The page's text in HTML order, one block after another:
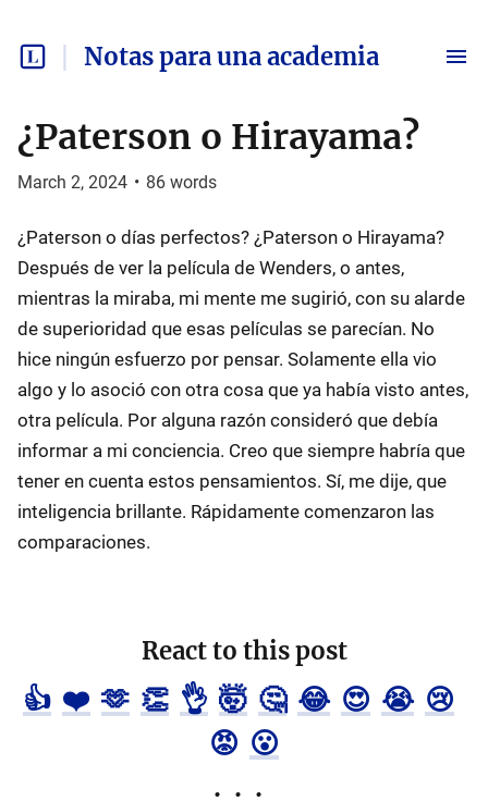
Notas para una academia
¿Paterson o Hirayama?
March 2, 2024 • 86 words
¿Paterson o días perfectos? ¿Paterson o Hirayama?
Después de ver la película de Wenders, o antes,
mientras la miraba, mi mente me sugirió, con su alarde
de superioridad que esas películas se parecían. No
hice ningún esfuerzo por pensar. Solamente ella vio
algo y lo asoció con otra cosa que ya había visto antes,
otra película. Por alguna razón consideró que debía
informar a mi conciencia. Creo que siempre habría que
tener en cuenta estos pensamientos. Sí, me dije, que
inteligencia brillante. Rápidamente comenzaron las
comparaciones.
React to this post
👍 ❤️ 🫶 👏 👌 🤯 🤔 😂 😍 😭 😢
😡 😮